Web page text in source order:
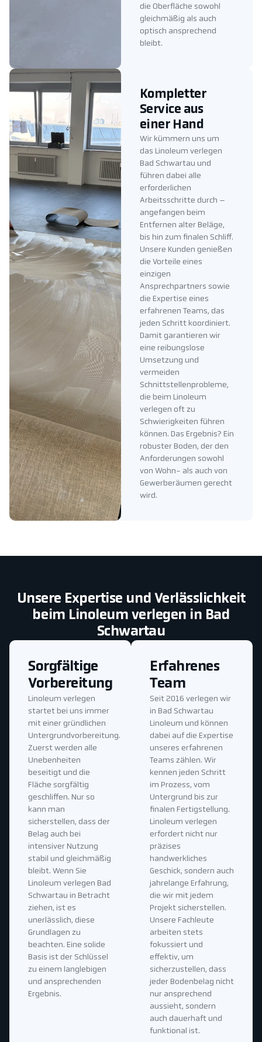
die Oberfläche sowohl
gleichmäßig als auch
optisch ansprechend
bleibt.
Kompletter
Service aus
einer Hand
Wir kümmern uns um
das Linoleum verlegen
Bad Schwartau und
führen dabei alle
erforderlichen
Arbeitsschritte durch –
angefangen beim
Entfernen alter Beläge,
bis hin zum finalen Schliff.
Unsere Kunden genießen
die Vorteile eines
einzigen
Ansprechpartners sowie
die Expertise eines
erfahrenen Teams, das
jeden Schritt koordiniert.
Damit garantieren wir
eine reibungslose
Umsetzung und
vermeiden
Schnittstellenprobleme,
die beim Linoleum
verlegen oft zu
Schwierigkeiten führen
können. Das Ergebnis? Ein
robuster Boden, der den
Anforderungen sowohl
von Wohn- als auch von
Gewerberäumen gerecht
wird.
Unsere Expertise und Verlässlichkeit
beim Linoleum verlegen in Bad
Schwartau
Erfahrenes
Team
Seit 2016 verlegen wir
in Bad Schwartau
Linoleum und können
dabei auf die Expertise
unseres erfahrenen
Teams zählen. Wir
kennen jeden Schritt
im Prozess, vom
Untergrund bis zur
finalen Fertigstellung.
Linoleum verlegen
erfordert nicht nur
präzises
handwerkliches
Geschick, sondern auch
jahrelange Erfahrung,
die wir mit jedem
Projekt sicherstellen.
Unsere Fachleute
arbeiten stets
fokussiert und
effektiv, um
sicherzustellen, dass
jeder Bodenbelag nicht
nur ansprechend
aussieht, sondern
auch dauerhaft und
funktional ist.
Sorgfältige
Vorbereitung
Linoleum verlegen
startet bei uns immer
mit einer gründlichen
Untergrundvorbereitung.
Zuerst werden alle
Unebenheiten
beseitigt und die
Fläche sorgfältig
geschliffen. Nur so
kann man
sicherstellen, dass der
Belag auch bei
intensiver Nutzung
stabil und gleichmäßig
bleibt. Wenn Sie
Linoleum verlegen Bad
Schwartau in Betracht
ziehen, ist es
unerlässlich, diese
Grundlagen zu
beachten. Eine solide
Basis ist der Schlüssel
zu einem langlebigen
und ansprechenden
Ergebnis.